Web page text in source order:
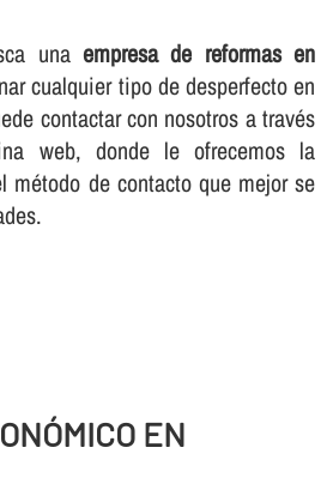
unaempresa de reformas en
cualquier tipo de desperfecto en
contactar con nosotros a través
web, donde le ofrecemos la
método de contacto que mejor se
EN